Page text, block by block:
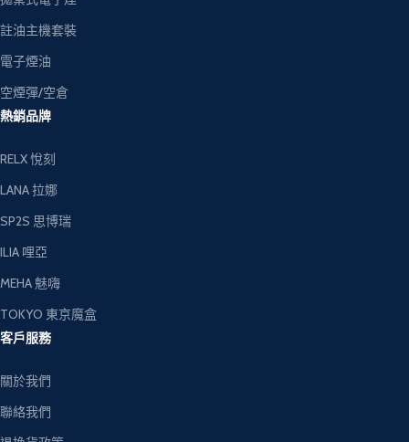
註油主機套裝
電子煙油
空煙彈/空倉
熱銷品牌
RELX 悅刻
LANA 拉娜
SP2S 思博瑞
ILIA 哩亞
MEHA 魅嗨
TOKYO 東京魔盒
客戶服務
關於我們
聯絡我們